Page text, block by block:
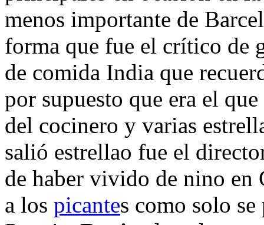
menos importante de
forma que fue el crítico de
de comida India que
por supuesto que era el
del cocinero y varias
salió estrellao fue el
de haber vivido de nino en
a los picantes como solo